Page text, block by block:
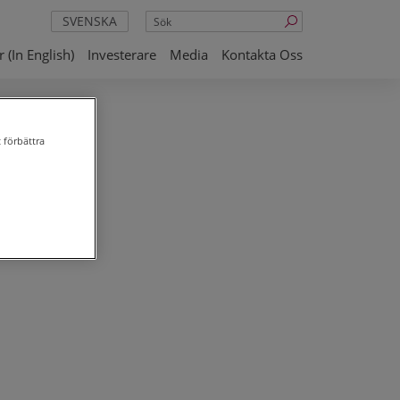
SVENSKA
Sök
(in English)
Investerare Media Kontakta Oss
förbättra